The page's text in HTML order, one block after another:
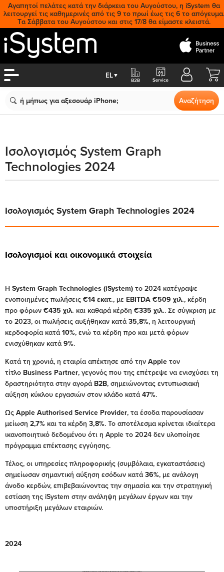
Αγαπητοί πελάτες κατά την διάρκεια του Αυγούστου, η iSystem θα
λειτουργεί τις καθημερινές από τις 9 το πρωί έως τις 6 το απόγευμα.
Tα Σάββατα του Αυγούστου και στις 17/8 θα είμαστε κλειστά.
Αναζήτηση
EL▼
Cart
Ισολογισμός System Graph
Technologies 2024
Ισολογισμός System Graph Technologies 2024
Ισολογισμοί και οικονομικά στοιχεία
Η System Graph Technologies (iSystem) το 2024 κατέγραψε
ενοποιημένες πωλήσεις €14 εκατ., με EBITDA €509 χιλ., κέρδη
προ φόρων €435 χιλ. και καθαρά κέρδη €335 χιλ.. Σε σύγκριση με
το 2023, οι πωλήσεις αυξήθηκαν κατά 35,8%, η λειτουργική
κερδοφορία κατά 10%, ενώ τα κέρδη προ και μετά φόρων
ενισχύθηκαν κατά 9%.
Κατά τη χρονιά, η εταιρία απέκτησε από την Apple τον
τίτλο Business Partner, γεγονός που της επέτρεψε να ενισχύσει τη
δραστηριότητα στην αγορά B2B, σημειώνοντας εντυπωσιακή
αύξηση κύκλου εργασιών στον κλάδο κατά 47%.
Ως Apple Authorised Service Provider, τα έσοδα παρουσίασαν
μείωση 2,7% και τα κέρδη 3,8%. Το αποτέλεσμα κρίνεται ιδιαίτερα
ικανοποιητικό δεδομένου ότι η Apple το 2024 δεν υλοποίησε
πρόγραμμα επέκτασης εγγύησης.
Τέλος, οι υπηρεσίες πληροφορικής (συμβόλαια, εγκαταστάσεις)
σημείωσαν σημαντική αύξηση εσόδων κατά 36%, με ανάλογη
άνοδο κερδών, επιβεβαιώνοντας τηv σημασία και την στρατηγική
εστίαση της iSystem στην ανάληψη μεγάλων έργων και την
υποστήριξη μεγάλων εταιριών.
2024